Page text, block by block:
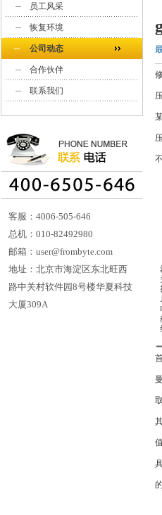
员工风采
恢复环境
公司动态
合作伙伴
联系我们
客服：4006-505-646
总机：010-82492980
邮箱：user@frombyte.com
地址：北京市海淀区东北旺西
路中关村软件园8号楼华夏科技
大厦309A